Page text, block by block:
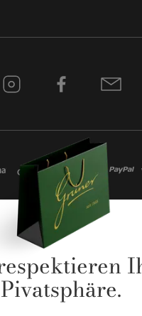
Mehrwertsteuer zzgl.
wenn nicht anders
durch reCAPTCHA geschützt und
Pivatsphäre.